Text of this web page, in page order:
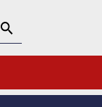
Szukaj